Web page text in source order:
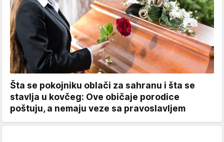
Šta se pokojniku oblači za sahranu i šta se
stavlja u kovčeg: Ove običaje porodice
poštuju, a nemaju veze sa pravoslavljem